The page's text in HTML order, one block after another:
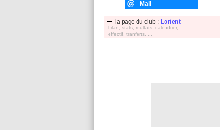
Mail
la page du club : Lorient
bilan, stats, réultats, calendrier,
effectif, tranferts, ...